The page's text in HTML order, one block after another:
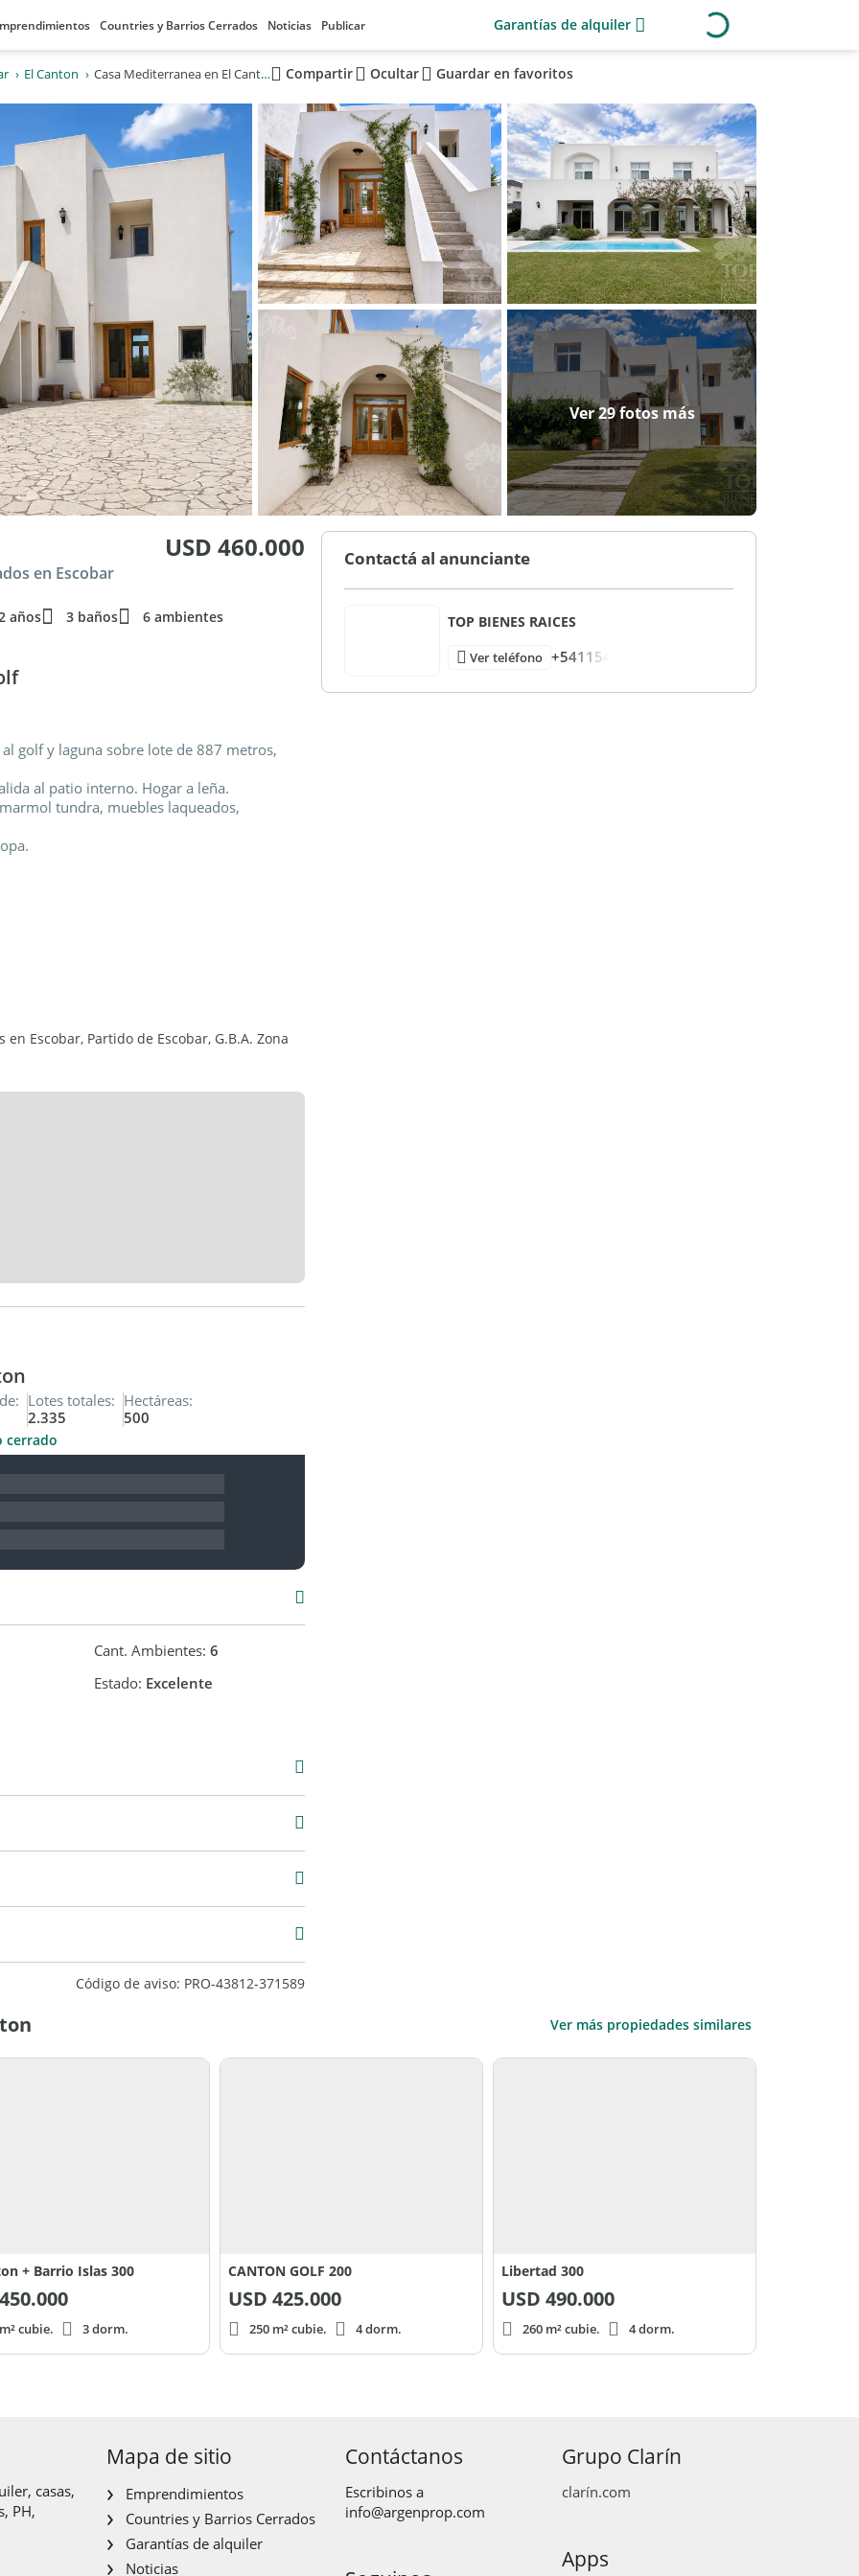
Countries y Barrios Cerrados Noticias Publicar Garantías de alquiler
El Canton Casa Mediterranea en El Canton Golf Compartir Ocultar Guardar en favoritos
Ver 29 fotos más
USD 460.000
en Escobar
años 3 baños
6 ambientes
golf y laguna sobre lote de 887 metros,
al patio interno. Hogar a leña.
tundra, muebles laqueados,
en suite con vestidor, terraza con vista al
escalera.
dual Baxi. Sectorización en 6 zonas de la
Escobar, Partido de Escobar, G.B.A. Zona
Lotes totales:
2.335
Hectáreas:
500
cerrado
Cant. Ambientes:6
Estado: Excelente
Código de aviso: PRO-43812-371589
Contactá al anunciante
TOP BIENES RAICES
Ver teléfono +541154
Ver más propiedades similares
+ Barrio Islas 300
450.000
cubie. 3 dorm.
CANTON GOLF 200
USD 425.000
250 m² cubie. 4 dorm.
Libertad 300
USD 490.000
260 m² cubie. 4 dorm.
casas,
PH,
Mapa de sitio
Emprendimientos
Countries y Barrios Cerrados
Garantías de alquiler
Noticias
Contáctanos
Escribinos a
info@argenprop.com
Grupo Clarín
clarín.com
Apps